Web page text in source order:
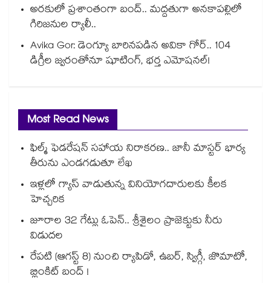
అరకులో ప్రశాంతంగా బంద్.. మద్దతుగా అనకాపల్లిలో
గిరిజనుల ర్యాలీ..
Avika Gor: డెంగ్యూ బారినపడిన అవికా గోర్.. 104
డిగ్రీల జ్వరంతోనూ షూటింగ్, భర్త ఎమోషనల్!
Most Read News
ఫిల్మ్ ఫెడరేషన్ సహాయ నిరాకరణ.. జానీ మాస్టర్ భార్య
తీరును ఎండగడుతూ లేఖ
ఇళ్లలో గ్యాస్ వాడుతున్న వినియోగదారులకు కీలక
హెచ్చరిక
జూరాల 32 గేట్లు ఓపెన్.. శ్రీశైలం ప్రాజెక్టుకు నీరు
విడుదల
రేపటి (ఆగస్ట్ 8) నుంచి ర్యాపిడో, ఉబర్, స్విగ్గీ, జొమాటో,
బ్లింకిట్ బంద్ !